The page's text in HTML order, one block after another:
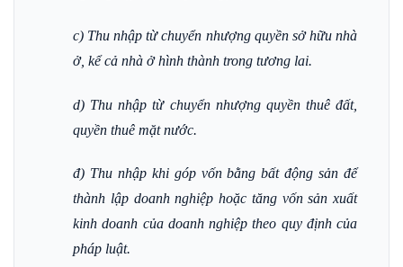
c) Thu nhập từ chuyển nhượng quyền sở hữu nhà
ở, kể cả nhà ở hình thành trong tương lai.
d) Thu nhập từ chuyển nhượng quyền thuê đất,
quyền thuê mặt nước.
đ) Thu nhập khi góp vốn bằng bất động sản để
thành lập doanh nghiệp hoặc tăng vốn sản xuất
kinh doanh của doanh nghiệp theo quy định của
pháp luật.